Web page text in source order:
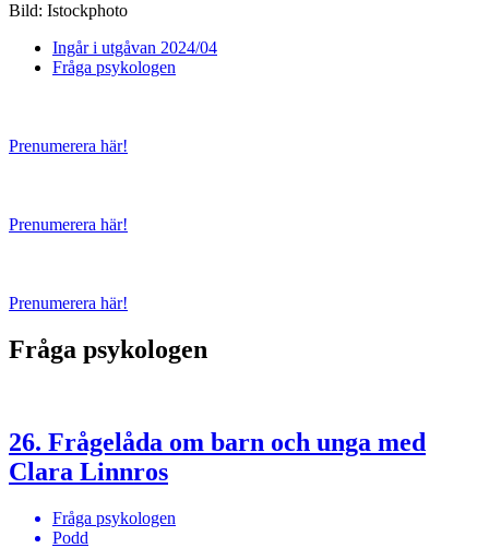
Bild: Istockphoto
Ingår i utgåvan 2024/04
Fråga psykologen
Prenumerera här!
Prenumerera här!
Prenumerera här!
Fråga psykologen
26. Frågelåda om barn och unga med
Clara Linnros
Fråga psykologen
Podd